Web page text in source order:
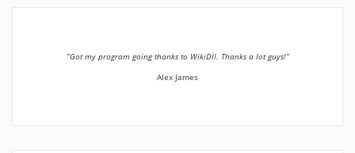
”Got my program going thanks to WikiDll. Thanks a lot guys!”
Alex James